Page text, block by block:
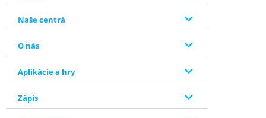
Naše centrá
O nás
Aplikácie a hry
Zápis